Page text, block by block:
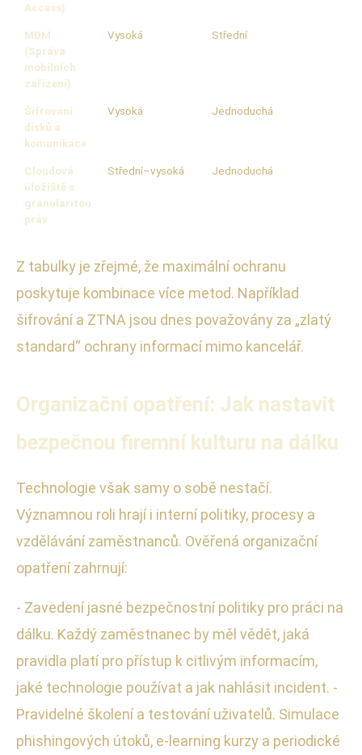
Access)
MDM
(Správa
mobilních
zařízení)
Vysoká Střední
Šifrování
disků a
komunikace
Vysoká Jednoduchá
Cloudová
úložiště s
granularitou
práv
Střední–vysoká Jednoduchá
Z tabulky je zřejmé, že maximální ochranu
poskytuje kombinace více metod. Například
šifrování a ZTNA jsou dnes považovány za „zlatý
standard“ ochrany informací mimo kancelář.
Organizační opatření: Jak nastavit
bezpečnou firemní kulturu na dálku
Technologie však samy o sobě nestačí.
Významnou roli hrají i interní politiky, procesy a
vzdělávání zaměstnanců. Ověřená organizační
opatření zahrnují:
- Zavedení jasné bezpečnostní politiky pro práci na
dálku. Každý zaměstnanec by měl vědět, jaká
pravidla platí pro přístup k citlivým informacím,
jaké technologie používat a jak nahlásit incident. -
Pravidelné školení a testování uživatelů. Simulace
phishingových útoků, e-learning kurzy a periodické